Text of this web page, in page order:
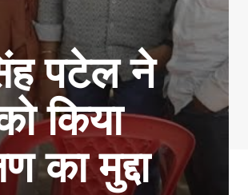
पटेल ने
किया
का मुद्दा